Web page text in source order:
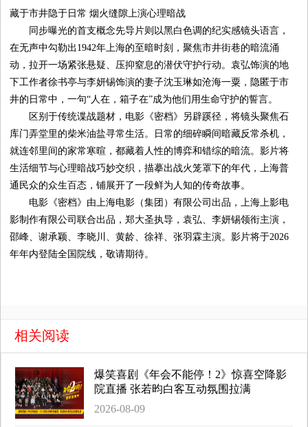
藏于市井隐于日常 烟火缝隙上演心理暗战
同步曝光的首支概念先导片则以黑白色调的纪实感镜头语言，
在无声中勾勒出1942年上海的至暗时刻，聚焦市井街巷的暗流涌
动，拉开一场紧张悬疑、压抑窒息的潜伏守护行动。袁弘饰演的地
下工作者徐书亭与李妍锡饰演的妻子沈玉琳如沧海一粟，隐匿于市
井的日常中，一句“人在，箱子在”成为他们用生命守护的誓言。
区别于传统谍战题材，电影《密档》另辟蹊径，将镜头聚焦石
库门弄堂里的柴米油盐寻常生活。日常的细碎瞬间暗藏反常杀机，
就连邻里间的家常寒暄，都藏着人性的博弈和错综的暗流。影片将
生活细节与心理暗战巧妙交织，描摹出战火笼罩下的年代，上海普
通民众的众生百态，铺展开了一段鲜为人知的传奇故事。
电影《密档》由上海电影（集团）有限公司出品，上海上影电
影制作有限公司联合出品，郑大圣执导，袁弘、李妍锡领衔主演，
邵峰、谢承颖、李晓川、黄龄、徐祥、张羽霖主演。影片将于2026
年年内登陆全国院线，敬请期待。
相关阅读
爆笑喜剧《年会不能停！2》惊喜空降影
院直播 张若昀白客互动氛围拉满
2026-08-09